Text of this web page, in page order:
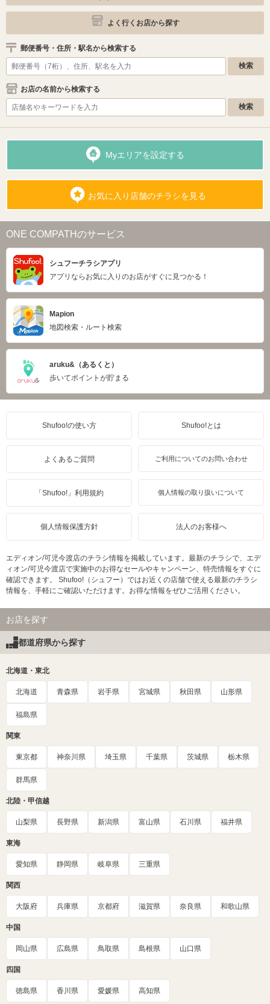
よく行くお店から探す
郵便番号・住所・駅名から検索する
お店の名前から検索する
Myエリアを設定する
お気に入り店舗のチラシを見る
ONE COMPATHのサービス
シュフーチラシアプリ
アプリならお気に入りのお店がすぐに見つかる！
Mapion
地図検索・ルート検索
aruku&（あるくと）
歩いてポイントが貯まる
Shufoo!の使い方 Shufoo!とは
よくあるご質問 ご利用についてのお問い合わせ
「Shufoo!」利用規約 個人情報の取り扱いについて
個人情報保護方針 法人のお客様へ
エディオン/可児今渡店のチラシ情報を掲載しています。最新のチラシで、エデ
ィオン/可児今渡店で実施中のお得なセールやキャンペーン、特売情報をすぐに
確認できます。 Shufoo!（シュフー）ではお近くの店舗で使える最新のチラシ
情報を、手軽にご確認いただけます。お得な情報をぜひご活用ください。
お店を探す
都道府県から探す
北海道・東北
北海道 青森県 岩手県 宮城県 秋田県 山形県
福島県
関東
東京都 神奈川県 埼玉県 千葉県 茨城県 栃木県
群馬県
北陸・甲信越
山梨県 長野県 新潟県 富山県 石川県 福井県
東海
愛知県 静岡県 岐阜県 三重県
関西
大阪府 兵庫県 京都府 滋賀県 奈良県 和歌山県
中国
岡山県 広島県 鳥取県 島根県 山口県
四国
徳島県 香川県 愛媛県 高知県